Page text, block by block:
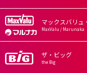
マックスバリュ
MaxValu / Marunaka
ザ・ビッグ
the Big